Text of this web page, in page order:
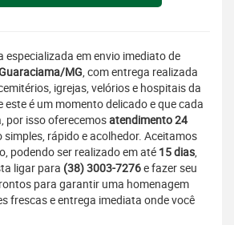
especializada em envio imediato de
MG, com entrega realizada
igrejas, velórios e hospitais da
este é um momento delicado e que cada
por isso oferecemosatendimento 24
simples, rápido e acolhedor. Aceitamos
podendo ser realizado em até 15 dias,
ligar para (38) 3003-7276e fazer seu
para garantir uma homenagem
frescas e entrega imediata onde você